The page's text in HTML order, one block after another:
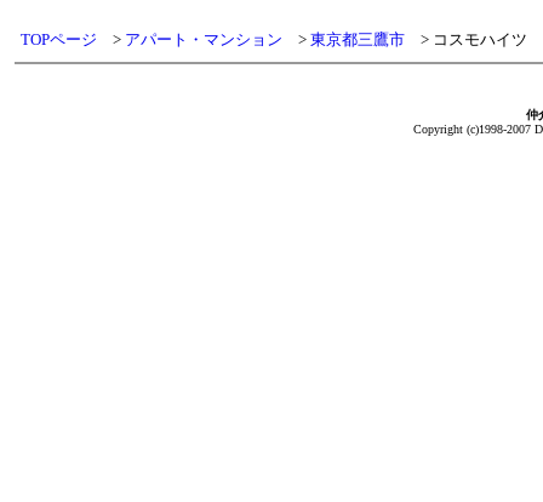
TOPページ アパート・マンション 東京都三鷹市 コスモハイツ
仲
Copyright (c)1998-2007